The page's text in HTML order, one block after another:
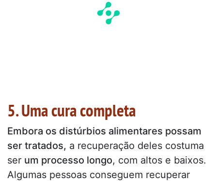
5. Uma cura completa
Embora os distúrbios alimentares possam
ser tratados, a recuperação deles costuma
ser um processo longo, com altos e baixos.
Algumas pessoas conseguem recuperar